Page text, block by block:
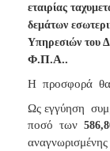
εταιρίας
δεμάτων
Υπηρεσιών του
Φ.Π.Α..
Η προσφορά θα
Ως εγγύηση
ποσό των